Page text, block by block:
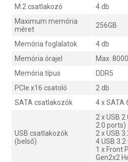
M.2 csatlakozó
4 db
Maximum memória
méret
256GB
Memória foglalatok
4 db
Memória órajel
Max.
Memória típus
DDR5
PCIe x16 csatoló
2 db
SATA csatlakozók
4 x SATA
USB csatlakozók
(belső)
2 x USB
2.0 ports)
2 x USB
4 USB
1 x Front
Gen2x2